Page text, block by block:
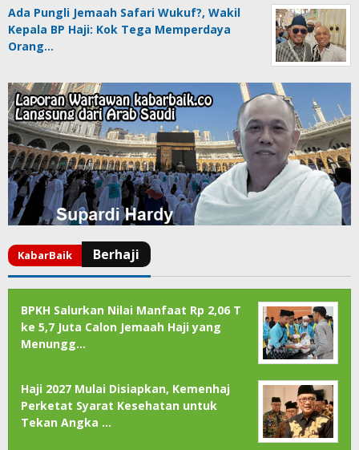
Ada Pungli Jemaah Safari Wukuf?, Wakil
Kepala BP Haji: Kok Tega Memperdaya
Orang…
BPKH Salurkan Nilai Manfaat Rp 2,06 T
ke 5,7 Juta Calon Jemaah Haji yang
Menungg…
Haji 2027 Mulai Disiapkan, Kemenhaj
Perketat Syarat Kesehatan untuk
Tekan Angka …